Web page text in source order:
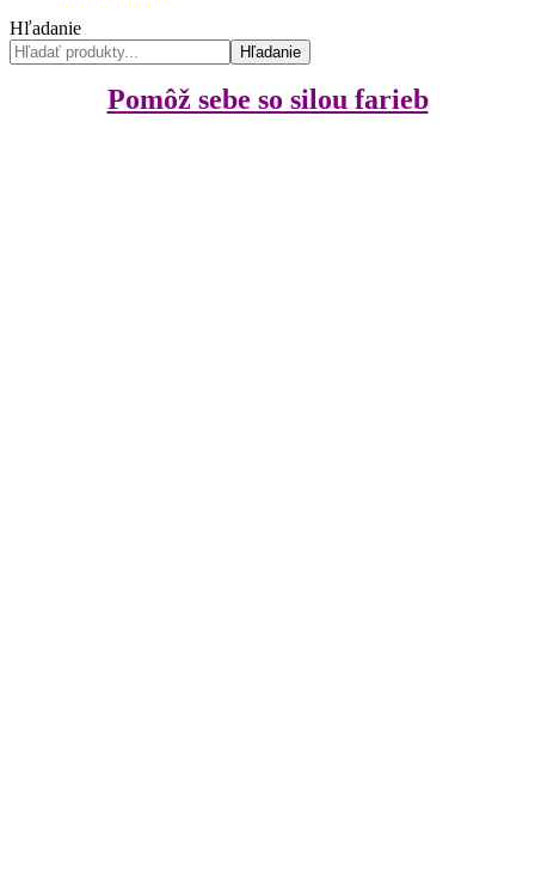
Hľadanie
Hľadanie
Pomôž sebe so silou farieb